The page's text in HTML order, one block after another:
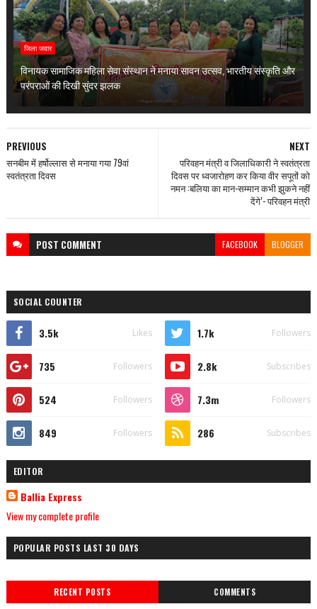
जिला जवार
विनायक सामाजिक महिला सेवा संस्थान ने मनाया सावन उत्सव, भारतीय संस्कृति और
परंपराओं की दिखी सुंदर झलक
NEXT
परिवहन मंत्री व जिलाधिकारी ने स्वतंत्रता
दिवस पर ध्वजारोहण कर किया वीर सपूतों को
नमन :बलिया का मान-सम्मान कभी झुकने नहीं
देंगे’- परिवहन मंत्री
PREVIOUS
सनबीम में हर्षोल्लास से मनाया गया 79वां
स्वतंत्रता दिवस
POST COMMENT FACEBOOK BLOGGER
SOCIAL COUNTER
3.5k Likes 1.7k Followers
735 Followers 2.8k Subscribes
524 Followers 7.3m Followers
849 Followers 286 Subscribes
EDITOR
Ballia Express
View my complete profile
POPULAR POSTS LAST 30 DAYS
RECENT POSTS COMMENTS